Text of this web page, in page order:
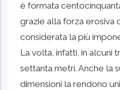
è formata
grazie alla forza erosiva
considerata la più
La volta, infatti, in alcuni
settanta metri. Anche la
dimensioni la rendono